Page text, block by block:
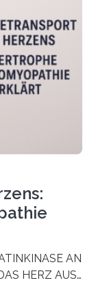
können, um
besten
das künftig
Therapie
zu den
AN
HERZ AUS